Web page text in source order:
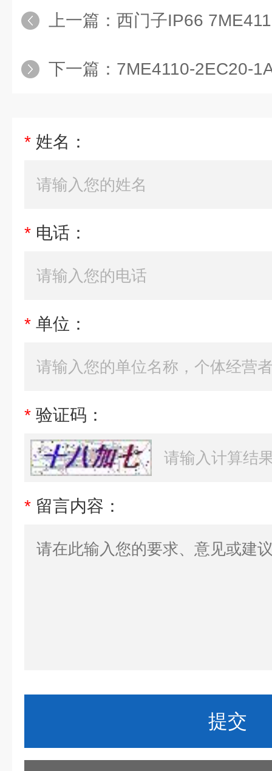
上一篇： 西门子IP66 7ME4110-
下一篇： 7ME4110-2EC20-1AA0德
* 姓名：
* 电话：
* 单位：
* 验证码：
* 留言内容：